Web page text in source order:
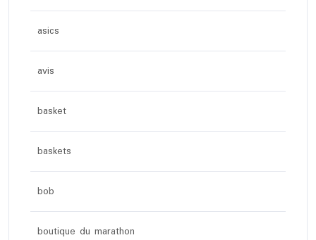
asics
avis
basket
baskets
bob
boutique du marathon